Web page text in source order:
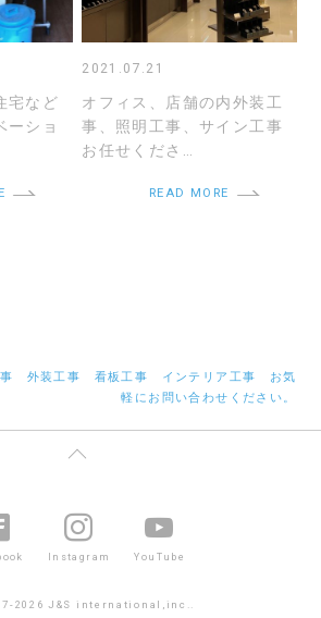
宅など
ーショ
2021.07.21
オフィス、店舗の内外装工
事、照明工事、サイン工事
お任せくださ…
READ MORE
事 外装工事 看板工事 インテリア工事 お気
軽にお問い合わせください。
Instagram YouTube
2026 J&S international,inc..